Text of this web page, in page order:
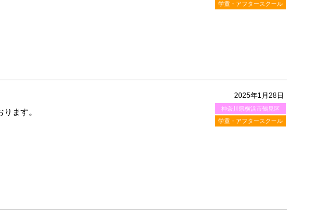
学童・アフタースクール
2025年1月28日
神奈川県横浜市鶴見区
学童・アフタースクール
ます。